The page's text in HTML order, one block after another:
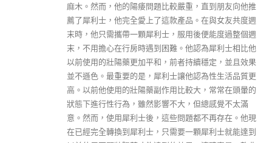
麻木。然而，他的陽痿問題比較嚴重，直到朋友向他推
薦了犀利士，他完全愛上了這款產品。在與女友共度週
末時，他只需攜帶一顆犀利士，服用後便能度過整個週
末，不用擔心在行房時遇到困難。他認為犀利士相比他
以前使用的壯陽藥更加平和，前者持續穩定，並且效果
並不遜色。最重要的是，犀利士讓他認為性生活品質更
高。以前他使用的壯陽藥副作用比較大，常常在頭暈的
狀態下進行性行為，雖然影響不大，但總感覺不太滿
意。然而，使用犀利士後，這些問題都不再存在。他現
在已經完全轉換到犀利士，只需要一顆犀利士就能達到